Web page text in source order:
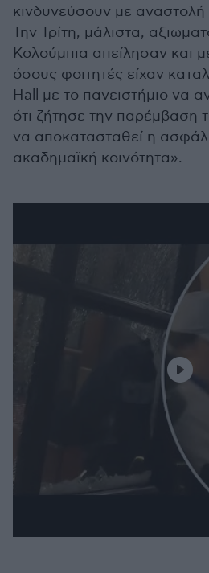
κινδυνεύσουν με
Την Τρίτη, μάλιστα,
Κολούμπια απείλησαν και
όσους φοιτητές είχαν
Hall με το πανειστήμιο να
ότι ζήτησε την παρέμβαση
να αποκατασταθεί η
ακαδημαϊκή κοινότητα».